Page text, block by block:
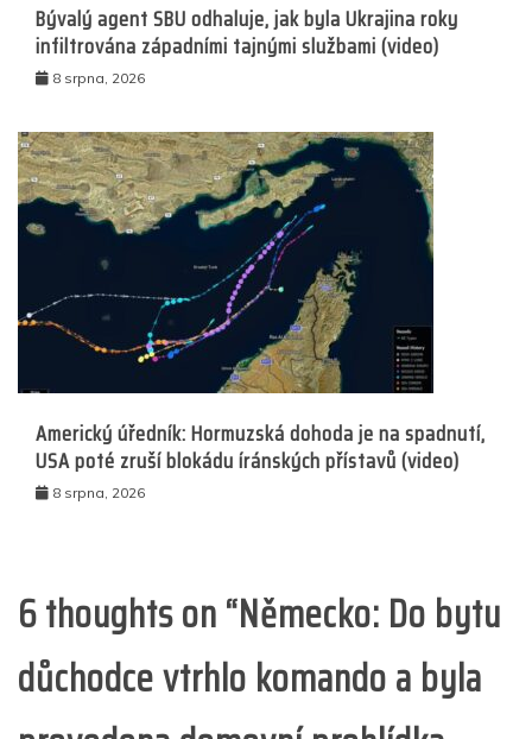
Bývalý agent SBU odhaluje, jak byla Ukrajina roky
infiltrována západními tajnými službami (video)
8 srpna, 2026
Americký úředník: Hormuzská dohoda je na spadnutí,
USA poté zruší blokádu íránských přístavů (video)
8 srpna, 2026
6 thoughts on “Německo: Do bytu
důchodce vtrhlo komando a byla